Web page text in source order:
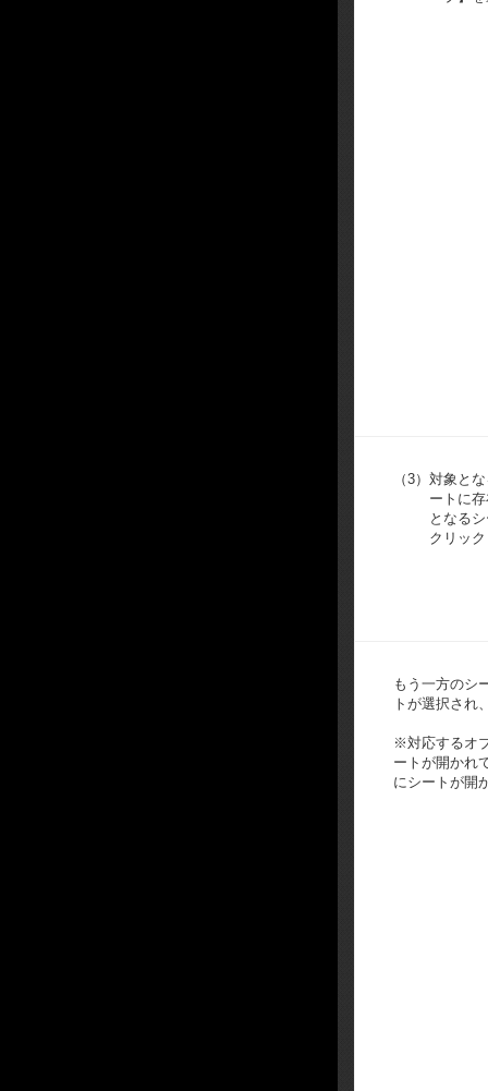
（3） 対象と
ートに
となる
クリック
もう一方のシ
トが選択され
※対応するオ
ートが開かれ
にシートが開